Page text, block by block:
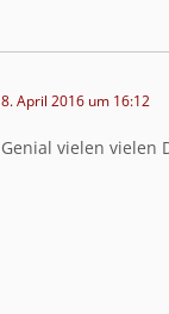
8. April 2016 um 16:12
Genial vielen vielen